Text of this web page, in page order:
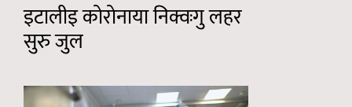
इटालीइ कोरोनाया निक्वःगु लहर
सुरु जुल